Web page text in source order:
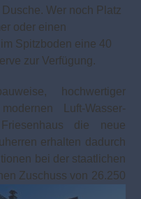
Wer noch Platz
oder einen
Spitzboden eine 40
zur Verfügung.
hochwertiger
Luft-Wasser-
die neue
erhalten dadurch
bei der staatlichen
Zuschuss von 26.250